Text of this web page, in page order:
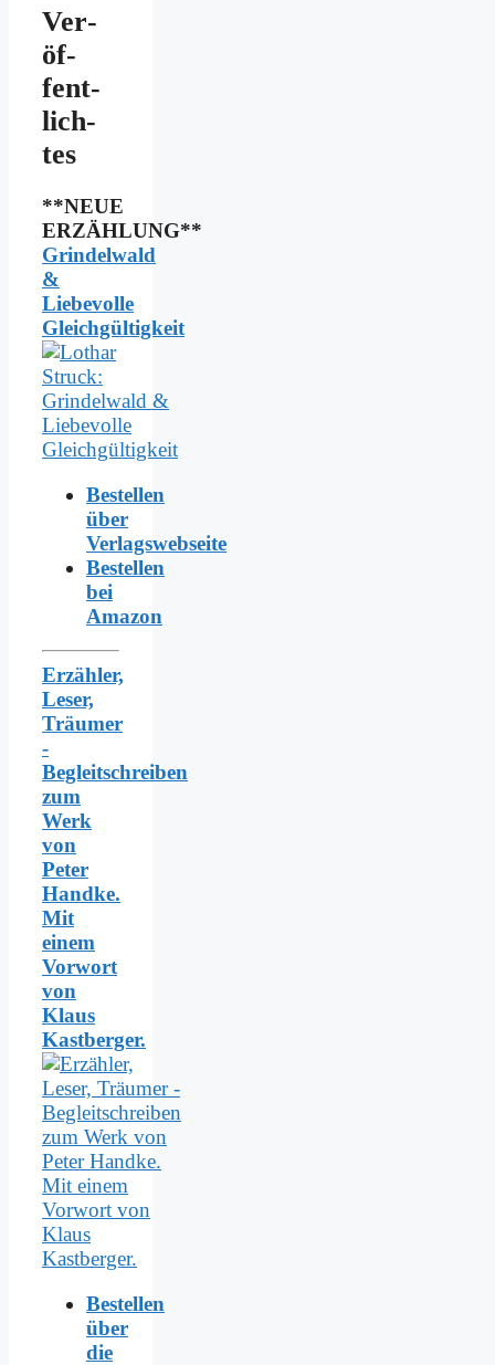
Ver­
öf­
fent­
lich­
tes
**NEUE
ERZÄHLUNG**
Grindelwald
&
Liebevolle
Gleichgültigkeit
Bestellen
über
Verlagswebseite
Bestellen
bei
Amazon
Erzähler,
Leser,
Träumer
-
Begleitschreiben
zum
Werk
von
Peter
Handke.
Mit
einem
Vorwort
von
Klaus
Kastberger.
Bestellen
über
die